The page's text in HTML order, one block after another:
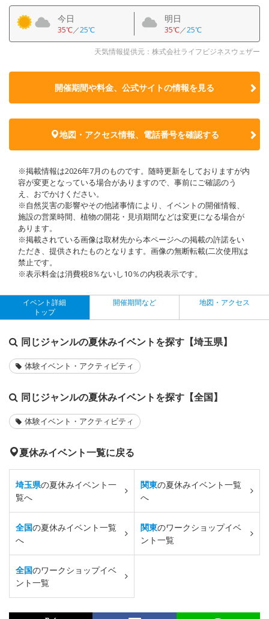
今日
35℃／25℃
明日
35℃／25℃
天気情報提供元：株式会社ライフビジネスウェザー
開催期間や料金、公式サイトの情報を見る
地図・アクセス情報、電話番号を確認する
※掲載情報は2026年7月のものです。随時更新をしておりますが内
容が変更となっている場合がありますので、事前にご確認のう
え、おでかけください。
※自然災害の影響やその他諸事情により、イベントの開催情報、
施設の営業時間、植物の開花・見頃期間などは変更になる場合が
あります。
※掲載されている画像は取材先から本ページへの掲載の許諾をい
ただき、提供されたものとなります。画像の無断転載(二次使用)は
禁止です。
※表示料金は消費税8％ないし10％の内税表示です。
イベント詳細
トップ
開催期間など 地図・アクセス
同じジャンルの夏休みイベントを探す【埼玉県】
体験イベント・アクティビティ
同じジャンルの夏休みイベントを探す【全国】
体験イベント・アクティビティ
夏休みイベント一覧に戻る
埼玉県の夏休みイベント一
覧へ
関東の夏休みイベント一覧
へ
全国の夏休みイベント一覧
へ
関東のワークショップイベ
ント一覧
全国のワークショップイベ
ント一覧